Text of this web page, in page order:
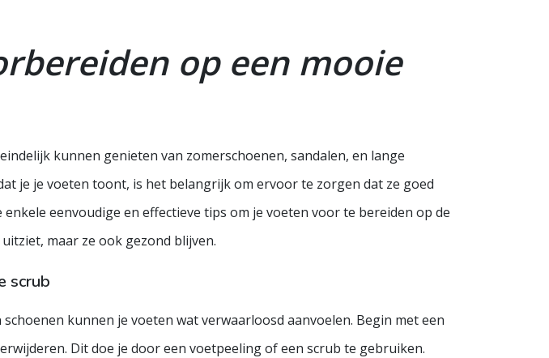
op een mooie
kunnen genieten van zomerschoenen, sandalen, en lange
je je voeten toont, is het belangrijk om ervoor te zorgen dat ze goed
eenvoudige en effectieve tips om je voeten voor te bereiden op de
maar ze ook gezond blijven.
scrub
kunnen je voeten wat verwaarloosd aanvoelen. Begin met een
Dit doe je door een voetpeeling of een scrub te gebruiken.